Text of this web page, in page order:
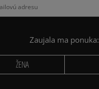
Zaujala ma ponuka:
ŽENA